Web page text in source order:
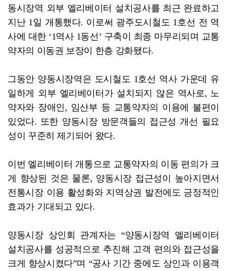
동시장역 외부 엘리베이터 설치공사를 최근 완료하고
지난 1일 개통했다. 이로써 광주도시철도 1호선 전 역
사에 대한 ‘1역사 1동선’ 구축이 최종 마무리되며 교통
약자의 이동권 보장이 한층 강화됐다.
그동안 양동시장역은 도시철도 1호선 역사 가운데 유
일하게 외부 엘리베이터가 설치되지 않은 역사로, 노
약자와 장애인, 임산부 등 교통약자의 이용에 불편이
있었다. 또한 양동시장 방문객들의 접근성 개선 필요
성이 꾸준히 제기되어 왔다.
이번 엘리베이터 개통으로 교통약자의 이동 편의가 크
게 향상된 것은 물론, 양동시장 접근성이 높아지면서
전통시장 이용 활성화와 지역상권 발전에도 긍정적인
효과가 기대되고 있다.
양동시장 상인회 관계자는 “양동시장역 엘리베이터
설치공사를 성공적으로 추진해 고객 편의와 접근성을
크게 향상시켰다”며 “공사 기간 중에도 상인과 이용객